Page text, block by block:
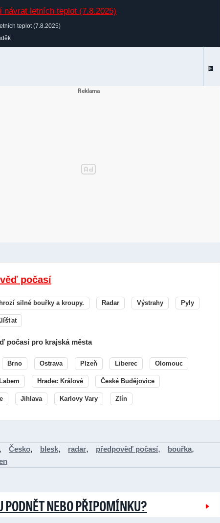
teplot (7.8.2025)
počasí
silné bouřky a kroupy. Radar Výstrahy Pyly
počasí pro krajská města
Brno Ostrava Plzeň Liberec Olomouc
Hradec Králové České Budějovice
Jihlava Karlovy Vary Zlín
, Česko, blesk, radar, předpověď počasí, bouřka,
PODNĚT NEBO PŘIPOMÍNKU?